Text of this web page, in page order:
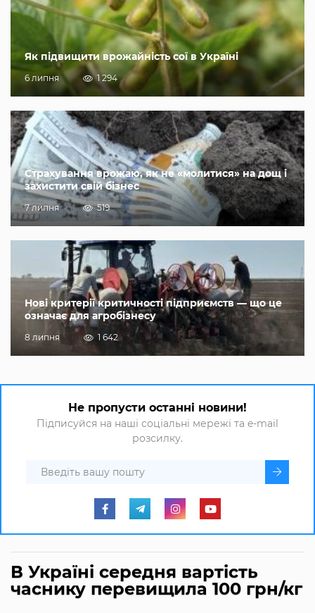
Як підвищити врожайність сої в Україні
6 липня 1 294
Страхування врожаю, як не «молитися» на дощ і
захистити свій бізнес
7 липня 519
Нові критерії критичності підприємств — що це
означає для агробізнесу
8 липня 1 642
Не пропусти останні новини!
Підписуйся на наші соціальні мережі та e-mail
розсилку.
В Україні середня вартість
часнику перевищила 100 грн/кг